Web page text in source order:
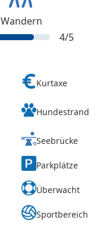
Wandern
4/5
Kurtaxe
Hundestrand
Seebrücke
Parkplätze
Überwacht
Sportbereich